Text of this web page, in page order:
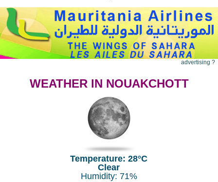
advertising ?
WEATHER IN NOUAKCHOTT
Temperature: 28°C
Clear
Humidity: 71%